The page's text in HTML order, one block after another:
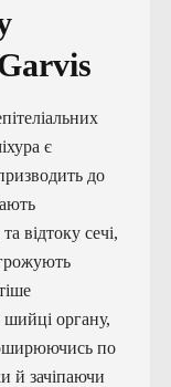
є
до
відтоку сечі,
шийці органу,
по
й зачіпаючи